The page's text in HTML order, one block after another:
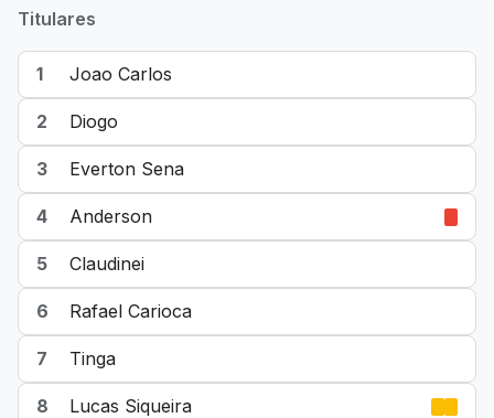
Titulares
1 Joao Carlos
2 Diogo
3 Everton Sena
4 Anderson
5 Claudinei
6 Rafael Carioca
7 Tinga
8 Lucas Siqueira